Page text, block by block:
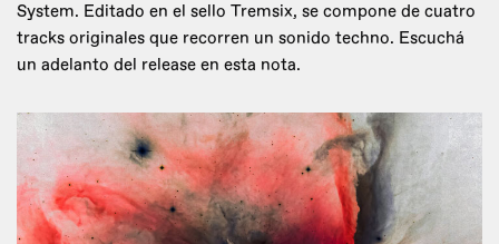
System. Editado en el sello Tremsix, se compone de cuatro
tracks originales que recorren un sonido techno. Escuchá
un adelanto del release en esta nota.